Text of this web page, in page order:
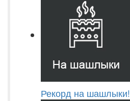
Рекорд на шашлыки!